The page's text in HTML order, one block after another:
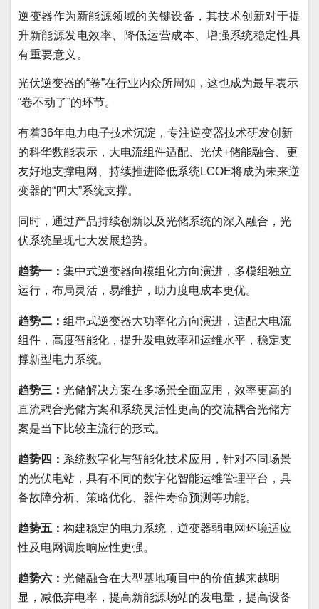
逆变器作为新能源领域的关键设备，其技术创新对于提
升新能源发电效率、降低运营成本、增强系统稳定性具
有重要意义。
光伏逆变器的“卷”在行业内众所周知，这也成为最早表示
“卷不动了”的环节。
有着36年电力电子技术沉淀，专注逆变器技术研发创新
的科华数能表示，大电流组件适配、光伏+储能融合、更
友好地支撑电网、持续推进降低系统LCOE将成为未来逆
变器的“四大”系统支撑。
同时，通过产品持续创新以及光储系统的深入融合，光
伏系统呈现七大发展趋势。
趋势一： 集中式逆变器向模组化方向演进，多模组独立
运行，布局灵活，易维护，助力度电成本更优。
趋势二： 组串式逆变器大功率化方向演进，适配大电流
组件，高度智能化，提升发电效率和运维水平，稳定支
撑新型电力系统。
趋势三： 光储解决方案在多场景全面应用，效率更高的
直流耦合光储方案和系统灵活性更高的交流耦合光储方
案是当下比较主流行的形式。
趋势四： 系统数字化与智能化技术应用，针对不同场景
的光伏电站，具有不同的数字化智能运维管理平台，具
备故障分析、策略优化、器件寿命预测等功能。
趋势五： 构建稳定的电力系统，逆变器弱电网环境适应
性及电网调度响应性更强。
趋势六： 光储融合在大型基地项目中的价值越来越明
显，减低弃电率，提高新能源场站的发电量，提高设备